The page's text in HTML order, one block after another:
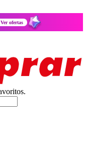
Ver ofertas